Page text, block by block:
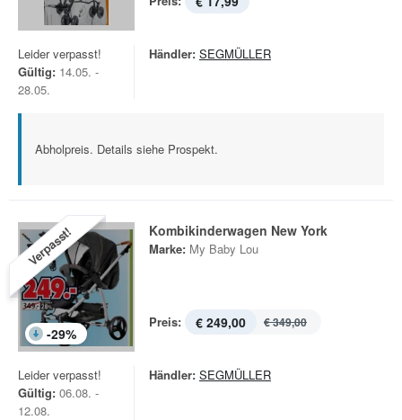
Leider verpasst!
Gültig: 14.05. -
28.05.
Händler: SEGMÜLLER
Abholpreis. Details siehe Prospekt.
Verpasst!
-29%
Kombikinderwagen New York
Marke: My Baby Lou
Preis: € 249,00 € 349,00
Leider verpasst!
Gültig: 06.08. -
12.08.
Händler: SEGMÜLLER